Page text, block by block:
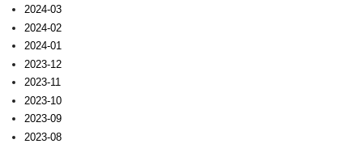
2024-03
2024-02
2024-01
2023-12
2023-11
2023-10
2023-09
2023-08